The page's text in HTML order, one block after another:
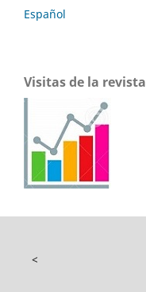
Español
Visitas de la revista
<